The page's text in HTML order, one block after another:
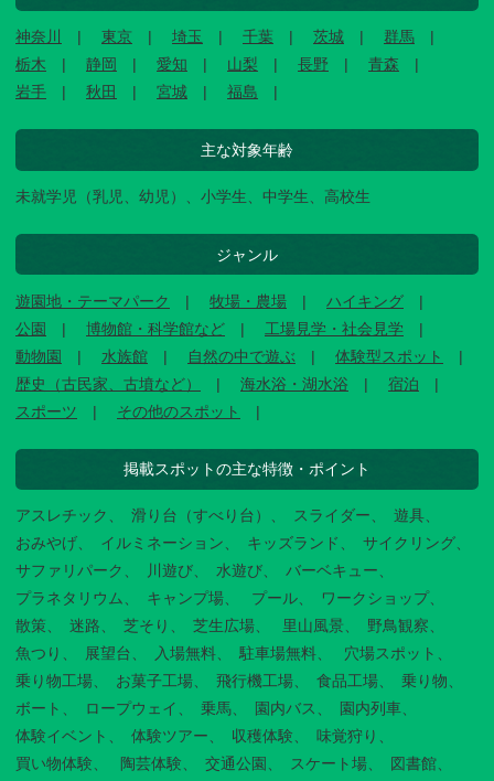
神奈川 東京 埼玉 千葉 茨城
群馬
栃木
静岡 愛知 山梨 長野
青森
岩手
秋田 宮城 福島
主な対象年齢
未就学児（乳児、幼児）、小学生、中学生、高校生
ジャンル
遊園地・テーマパーク 牧場・農場
ハイキング
公園
博物館・科学館など
工場見学・社会見学
動物園
水族館 自然の中で遊ぶ
体験型スポット
歴史（古民家、古墳など）
海水浴・湖水浴
宿泊
スポーツ
その他のスポット
掲載スポットの主な特徴・ポイント
アスレチック 滑り台（すべり台） スライダー
遊具
おみやげ
イルミネーション キッズランド
サイクリング
サファリパーク
川遊び 水遊び
バーベキュー
プラネタリウム
キャンプ場 プール
ワークショップ
散策
迷路 芝そり 芝生広場 里山風景
野鳥観察
魚つり
展望台 入場無料 駐車場無料
穴場スポット
乗り物工場
お菓子工場 飛行機工場 食品工場
乗り物
ボート
ロープウェイ 乗馬 園内バス
園内列車
体験イベント
体験ツアー 収穫体験
味覚狩り
買い物体験
陶芸体験 交通公園 スケート場 図書館